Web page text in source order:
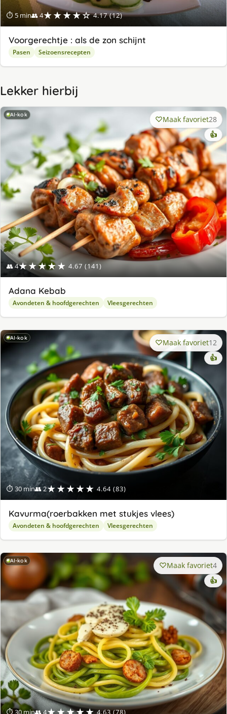
⏱ 5 min👥 4★★★★☆ 4.17 (12)
Voorgerechtje : als de zon schijnt
Pasen Seizoensrecepten
Lekker hierbij
AI-kok
👥 4★★★★★ 4.67 (141)
Maak favoriet28
👍
Adana Kebab
Avondeten & hoofdgerechten Vleesgerechten
AI-kok
⏱ 30 min👥 2★★★★★ 4.64 (83)
Maak favoriet12
👍
Kavurma(roerbakken met stukjes vlees)
Avondeten & hoofdgerechten Vleesgerechten
AI-kok
⏱ 30 min👥 4 4.63 (78)
Maak favoriet4
👍